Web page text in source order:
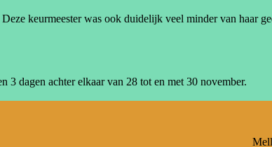
keurmeester was ook duidelijk veel minder van haar
dagen achter elkaar van 28 tot en met 30 november.